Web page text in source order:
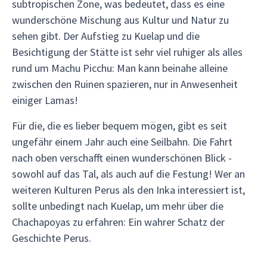
subtropischen Zone, was bedeutet, dass es eine
wunderschöne Mischung aus Kultur und Natur zu
sehen gibt. Der Aufstieg zu Kuelap und die
Besichtigung der Stätte ist sehr viel ruhiger als alles
rund um Machu Picchu: Man kann beinahe alleine
zwischen den Ruinen spazieren, nur in Anwesenheit
einiger Lamas!
Für die, die es lieber bequem mögen, gibt es seit
ungefähr einem Jahr auch eine Seilbahn. Die Fahrt
nach oben verschafft einen wunderschönen Blick -
sowohl auf das Tal, als auch auf die Festung! Wer an
weiteren Kulturen Perus als den Inka interessiert ist,
sollte unbedingt nach Kuelap, um mehr über die
Chachapoyas zu erfahren: Ein wahrer Schatz der
Geschichte Perus.